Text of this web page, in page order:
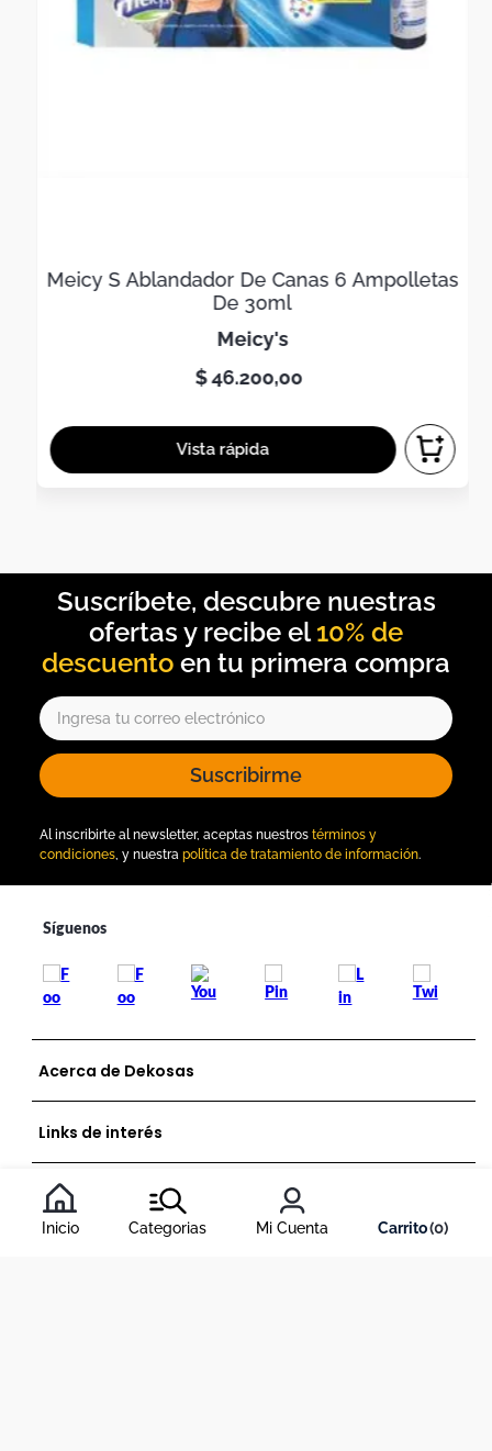
Inicio Categorias Mi Cuenta 0
Meicy S Ablandador De Canas 6 Ampolletas
De 30ml
meicy's
$46.200,00
10% de
descuento
Suscribirme
Al inscribirte al newsletter, aceptas nuestros términos y
condiciones, y nuestra política de tratamiento de información.
Acerca de Dekosas
Links de interés
Contáctanos